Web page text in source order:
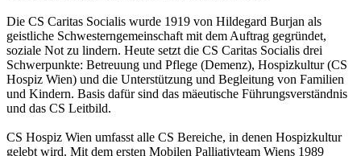
Die CS Caritas Socialis wurde 1919 von Hildegard Burjan als
geistliche Schwesterngemeinschaft mit dem Auftrag gegründet,
soziale Not zu lindern. Heute setzt die CS Caritas Socialis drei
Schwerpunkte: Betreuung und Pflege (Demenz), Hospizkultur (CS
Hospiz Wien) und die Unterstützung und Begleitung von Familien
und Kindern. Basis dafür sind das mäeutische Führungsverständnis
und das CS Leitbild.
CS Hospiz Wien umfasst alle CS Bereiche, in denen Hospizkultur
gelebt wird. Mit dem ersten Mobilen Palliativteam Wiens 1989